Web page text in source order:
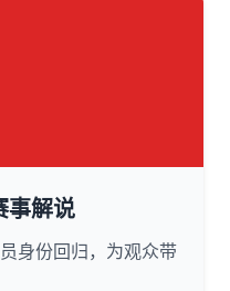
事解说
身份回归，为观众带